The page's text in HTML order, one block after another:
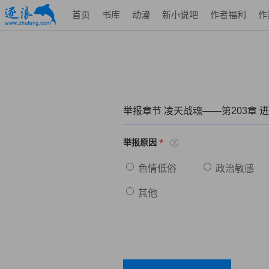
首页 书库 动漫 新小说吧 作者福利 作
举报章节 凌天战魂——第203章
举报原因 *
色情低俗 政治敏感
其他